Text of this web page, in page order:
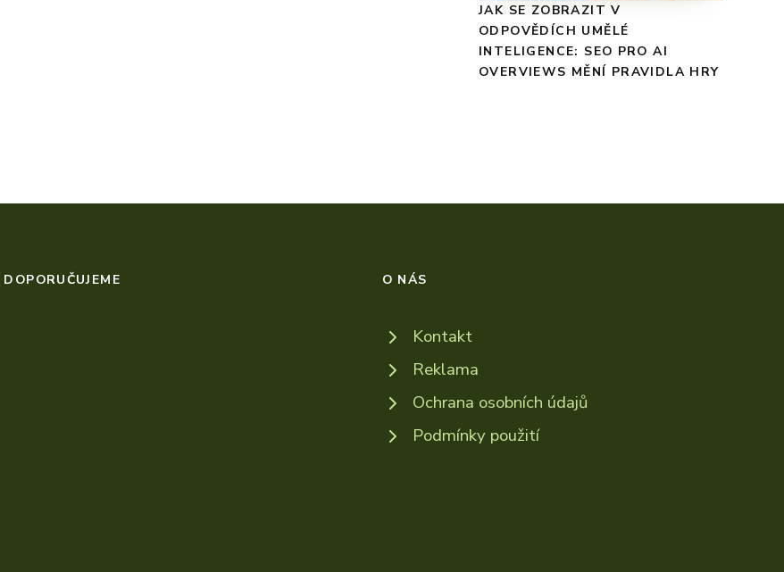
JAK SE ZOBRAZIT V
ODPOVĚDÍCH UMĚLÉ
INTELIGENCE: SEO PRO AI
OVERVIEWS MĚNÍ PRAVIDLA HRY
DOPORUČUJEME O NÁS
Kontakt
Reklama
Ochrana osobních údajů
Podmínky použití